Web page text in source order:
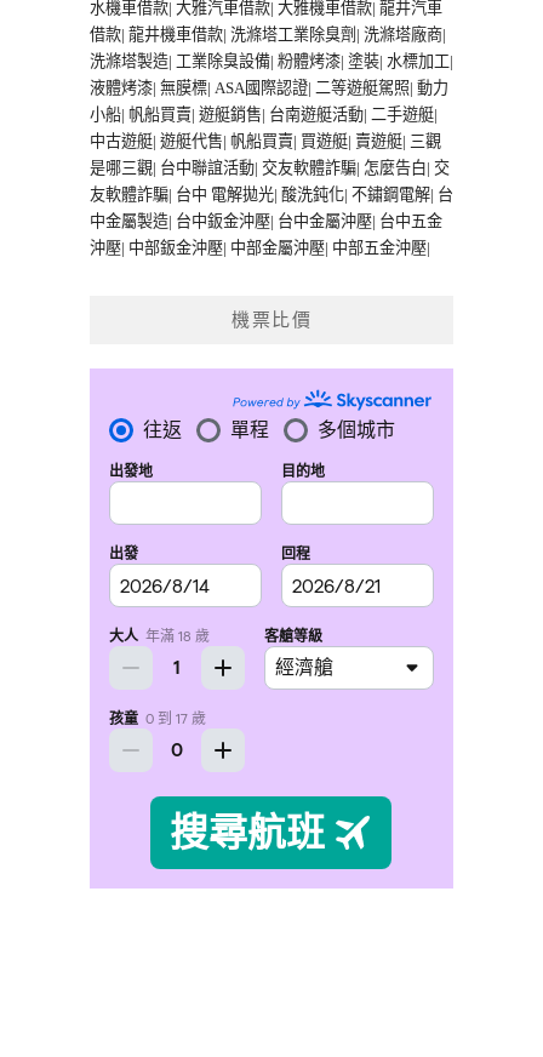
水機車借款| 大雅汽車借款| 大雅機車借款| 龍井汽車
借款| 龍井機車借款| 洗滌塔工業除臭劑 | 洗滌塔廠商|
洗滌塔製造| 工業除臭設備| 粉體烤漆| 塗裝| 水標加工|
液體烤漆| 無膜標| ASA國際認證| 二等遊艇駕照| 動力
小船| 帆船買賣| 遊艇銷售| 台南遊艇活動| 二手遊艇|
中古遊艇| 遊艇代售| 帆船買賣| 買遊艇| 賣遊艇| 三觀
是哪三觀| 台中聯誼活動| 交友軟體詐騙| 怎麼告白| 交
友軟體詐騙| 台中 電解拋光| 酸洗鈍化| 不鏽鋼電解| 台
中金屬製造| 台中鈑金沖壓| 台中金屬沖壓| 台中五金
沖壓| 中部鈑金沖壓| 中部金屬沖壓| 中部五金沖壓|
機票比價